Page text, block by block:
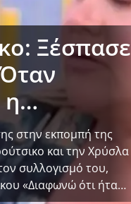
Ξέσπασε
στην εκπομπή της
και την Χρύσλα
συλλογισμό του,
«Διαφωνώ ότι ήταν